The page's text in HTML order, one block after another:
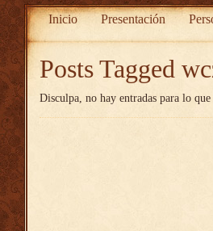
Inicio Presentación
Posts Tagged
Disculpa, no hay entradas para lo que